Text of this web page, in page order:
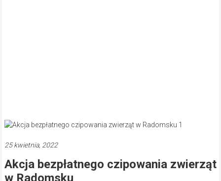
25 kwietnia, 2022
Akcja bezpłatnego czipowania zwierząt
w Radomsku